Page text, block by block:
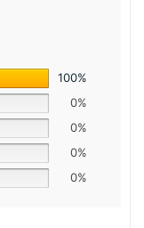
100%
0%
0%
0%
0%